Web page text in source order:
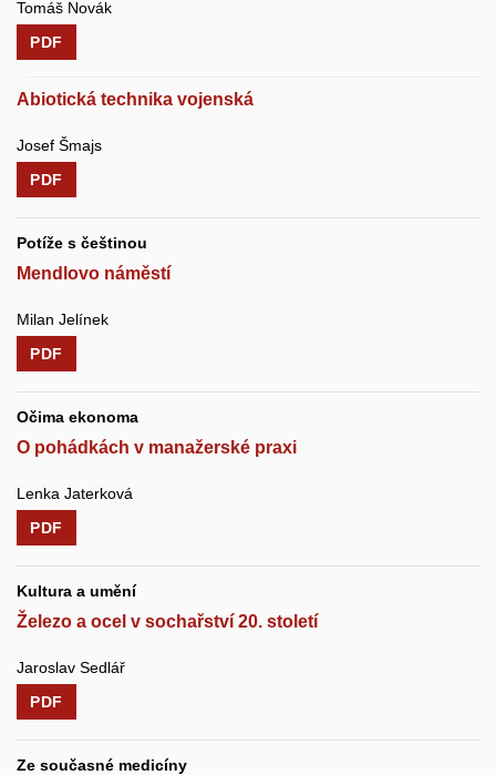
Tomáš Novák
PDF
Abiotická technika vojenská
Josef Šmajs
PDF
Potíže s češtinou
Mendlovo náměstí
Milan Jelínek
PDF
Očima ekonoma
O pohádkách v manažerské praxi
Lenka Jaterková
PDF
Kultura a umění
Železo a ocel v sochařství 20. století
Jaroslav Sedlář
PDF
Ze současné medicíny